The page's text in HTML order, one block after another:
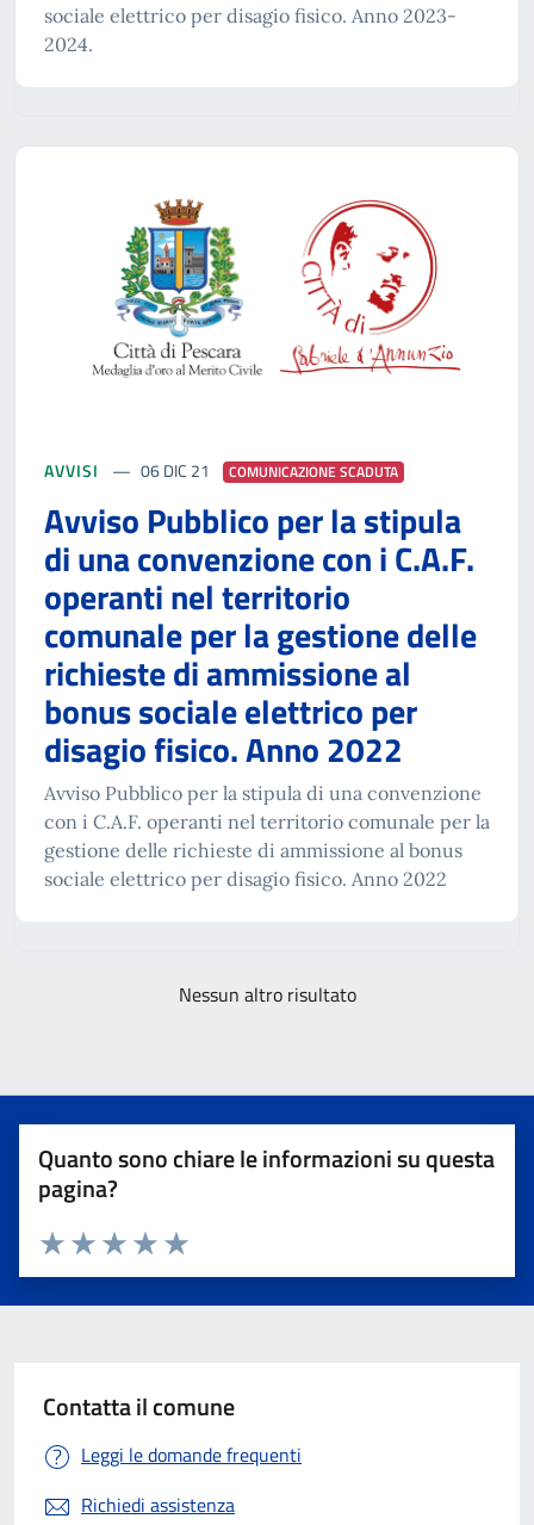
sociale elettrico per disagio fisico. Anno 2023-
2024.
AVVISI 06 DIC 21 COMUNICAZIONE SCADUTA
Avviso Pubblico per la stipula
di una convenzione con i C.A.F.
operanti nel territorio
comunale per la gestione delle
richieste di ammissione al
bonus sociale elettrico per
disagio fisico. Anno 2022
Avviso Pubblico per la stipula di una convenzione
con i C.A.F. operanti nel territorio comunale per la
gestione delle richieste di ammissione al bonus
sociale elettrico per disagio fisico. Anno 2022
Nessun altro risultato
Quanto sono chiare le informazioni su questa
pagina?
Valuta 5 stelle su 5
Valuta 4 stelle su 5
Valuta 3 stelle su 5
Valuta 2 stelle su 5
Valuta 1 stelle su 5
Contatta il comune
Leggi le domande frequenti
Richiedi assistenza